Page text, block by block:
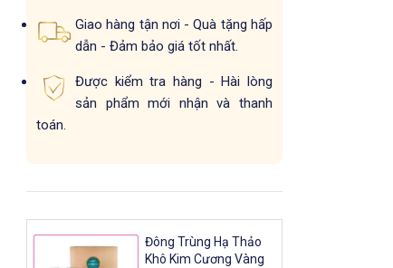
Giao hàng tận nơi - Quà tặng hấp
dẫn - Đảm bảo giá tốt nhất.
Được kiểm tra hàng - Hài lòng
sản phẩm mới nhận và thanh
toán.
Đông Trùng Hạ Thảo
Khô Kim Cương Vàng